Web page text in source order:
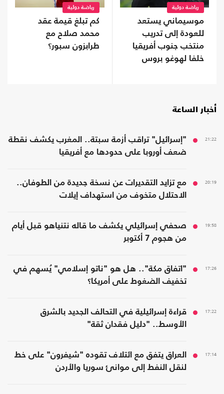
رياضة دولية
موسيماني يستعد
للعودة إلى تدريب
منتخب جنوب أفريقيا
خلفا لهوغو بروس
رياضة دولية
كم تبلغ قيمة عقد
محمد صلاح مع
طرابزون سبور؟
أخبار الساعة
21:22
"إسرائيل" تراقب أزمة سبتة.. المغرب يكشف نقطة
ضعف أوروبا على حدودها مع أفريقيا
20:19
مع تزايد التقديرات عن نسخة جديدة من الطوفان..
الاحتلال متخوف من استهداف إيلات
19:58
صحفي إسرائيلي يكشف ما قاله نتنياهو قبل أيام
من هجوم 7 أكتوبر
17:26
"اتفاق مكة".. هل هو "ناتو إسلامي" يُسهم في
تخفيف الضغوط على أمريكا؟
17:22
قراءة إسرائيلية في التحالف الجديد بالشرق
الأوسط.. "دليل فقدان ثقة"
17:14
العراق يتفق مع ائتلاف تقوده "شيفرون" على خط
لنقل النفط إلى موانئ سوريا والأردن